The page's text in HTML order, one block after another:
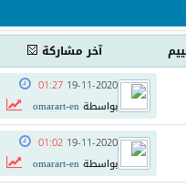
آخر مشاركة
19-11-2020
01:27
بواسطةomarart-en
19-11-2020
01:02
بواسطةomarart-en